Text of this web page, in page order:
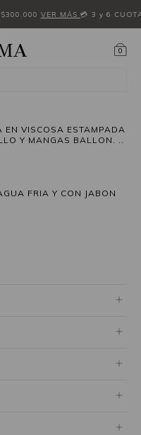
VER MÁS 💳 3 y 6
0
VISCOSA ESTAMPADA
Y MANGAS BALLON. ..
FRIA Y CON JABON